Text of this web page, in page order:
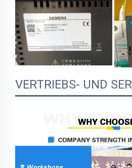
VERTRIEBS- UND